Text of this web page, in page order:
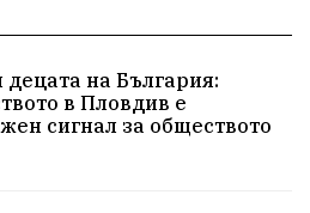
дух сметища
децата на България:
в Пловдив е
сигнал за обществото